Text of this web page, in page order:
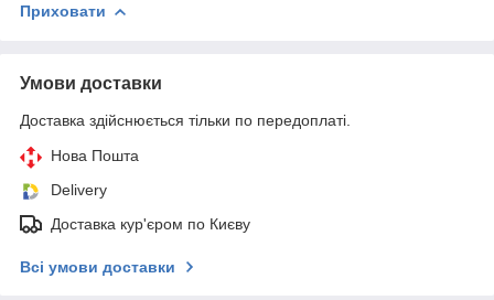
Приховати
Умови доставки
Доставка здійснюється тільки по передоплаті.
Нова Пошта
Delivery
Доставка кур'єром по Києву
Всі умови доставки